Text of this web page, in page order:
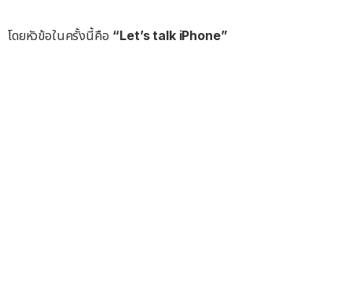
โดยหัวข้อในครั้งนี้คือ “Let’s talk iPhone”